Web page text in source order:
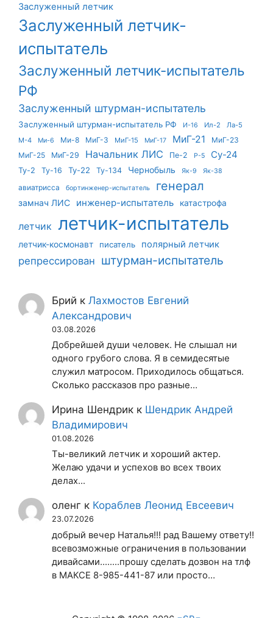
Заслуженный летчик
Заслуженный летчик-
испытатель
Заслуженный летчик-испытатель
РФ
Заслуженный штурман-испытатель
Заслуженный штурман-испытатель РФ И-16 Ил-2
Ла-5
М-4
Ми-6 Ми-8 МиГ-3 МиГ-15 МиГ-17 МиГ-21
МиГ-23
МиГ-25
МиГ-29 Начальник ЛИС Пе-2 Р-5 Су-24
Ту-2 Ту-16 Ту-22 Ту-134 Чернобыль Як-9 Як-38
авиатрисса бортинженер-испытатель генерал
замнач ЛИС инженер-испытатель катастрофа
летчик летчик-испытатель
летчик-космонавт писатель полярный летчик
репрессирован штурман-испытатель
Брий кЛахмостов Евгений
Александрович
03.08.2026
Добрейшей души человек. Не слышал ни
одного грубого слова. Я в семидесятые
служил матросом. Приходилось общаться.
Сколько рассказов про разные…
Ирина Шендрик к Шендрик Андрей
Владимирович
01.08.2026
Ты-великий летчик и хороший актер.
Желаю удачи и успехов во всех твоих
делах...
оленг к Кораблев Леонид Евсеевич
23.07.2026
добрый вечер Наталья!!! рад Вашему ответу!!
всевозможные ограничения в пользовании
дивайсами........прошу сделать дозвон на тлф
в МАКСЕ 8-985-441-87 или просто…